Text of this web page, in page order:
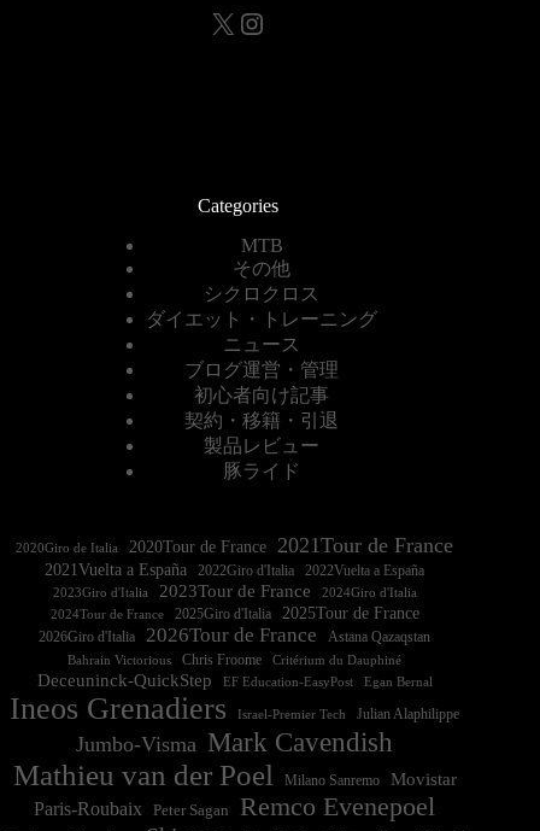
X Instagram
Categories
MTB
その他
シクロクロス
ダイエット・トレーニング
ニュース
ブログ運営・管理
初心者向け記事
契約・移籍・引退
製品レビュー
豚ライド
2020Giro de Italia 2020Tour de France 2021Tour de France
2021Vuelta a España 2022Vuelta a España
2023Giro d'Italia 2023Tour de France
2024Tour de France
2025Giro d'Italia 2025Tour de France
2026Giro d'Italia 2026Tour de France Astana Qazaqstan
Bahrain Victorious Chris Froome Critérium du Dauphiné
Deceuninck-QuickStep EF Education-EasyPost Egan Bernal
Ineos Grenadiers Israel-Premier Tech Julian Alaphilippe
Jumbo-Visma Mark Cavendish
Mathieu van der Poel Milano Sanremo
Movistar
Paris-Roubaix
Peter Sagan Remco Evenepoel